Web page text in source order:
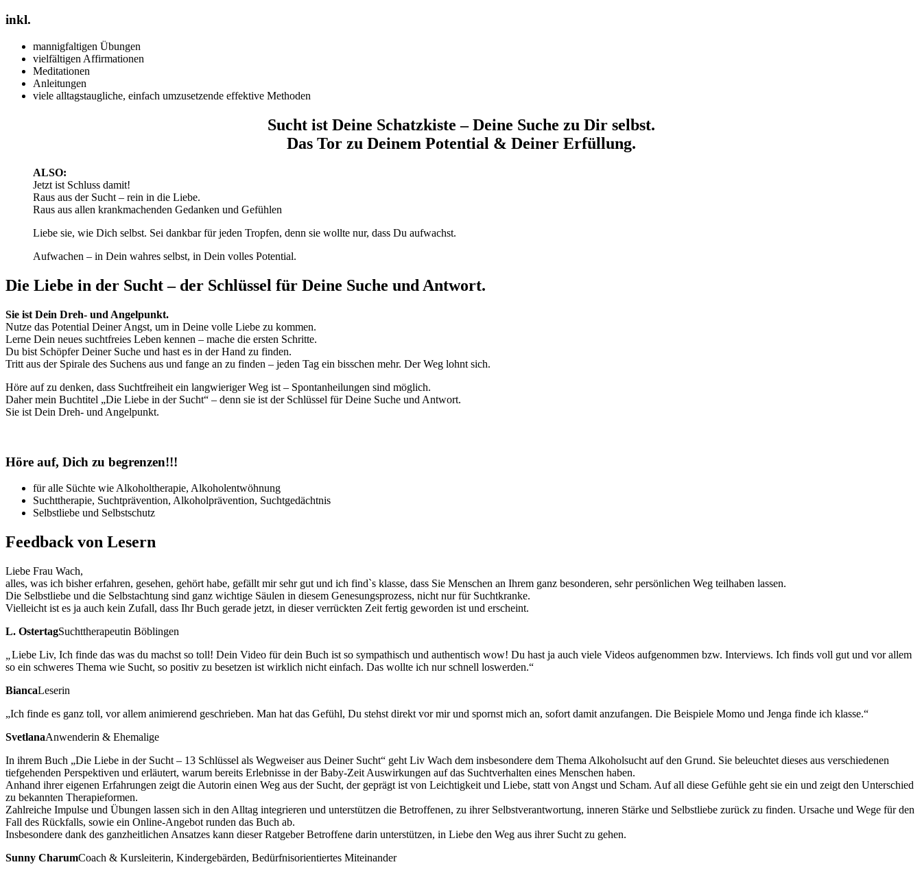
inkl.
mannigfaltigen Übungen
vielfältigen Affirmationen
Meditationen
Anleitungen
viele alltagstaugliche, einfach umzusetzende effektive Methoden
Sucht ist Deine Schatzkiste – Deine Suche zu Dir selbst.
Das Tor zu Deinem Potential & Deiner Erfüllung.
ALSO:
Jetzt ist Schluss damit!
Raus aus der Sucht – rein in die Liebe.
Raus aus allen krankmachenden Gedanken und Gefühlen
Liebe sie, wie Dich selbst. Sei dankbar für jeden Tropfen, denn sie wollte nur, dass Du aufwachst.
Aufwachen – in Dein wahres selbst, in Dein volles Potential.
Die Liebe in der Sucht – der Schlüssel für Deine Suche und Antwort.
Sie ist Dein Dreh- und Angelpunkt.
Nutze das Potential Deiner Angst, um in Deine volle Liebe zu kommen.
Lerne Dein neues suchtfreies Leben kennen – mache die ersten Schritte.
Du bist Schöpfer Deiner Suche und hast es in der Hand zu finden.
Tritt aus der Spirale des Suchens aus und fange an zu finden – jeden Tag ein bisschen mehr. Der Weg lohnt sich.
Höre auf zu denken, dass Suchtfreiheit ein langwieriger Weg ist – Spontanheilungen sind möglich.
Daher mein Buchtitel „Die Liebe in der Sucht“ – denn sie ist der Schlüssel für Deine Suche und Antwort.
Sie ist Dein Dreh- und Angelpunkt.
Höre auf, Dich zu begrenzen!!!
für alle Süchte wie Alkoholtherapie, Alkoholentwöhnung
Suchttherapie, Suchtprävention, Alkoholprävention, Suchtgedächtnis
Selbstliebe und Selbstschutz
Feedback von Lesern
Liebe Frau Wach,
alles, was ich bisher erfahren, gesehen, gehört habe, gefällt mir sehr gut und ich find`s klasse, dass Sie Menschen an Ihrem ganz besonderen, sehr persönlichen Weg teilhaben lassen.
Die Selbstliebe und die Selbstachtung sind ganz wichtige Säulen in diesem Genesungsprozess, nicht nur für Suchtkranke.
Vielleicht ist es ja auch kein Zufall, dass Ihr Buch gerade jetzt, in dieser verrückten Zeit fertig geworden ist und erscheint.
L. OstertagSuchttherapeutin Böblingen
Liebe Liv, Ich finde das was du machst so toll! Dein Video für dein Buch ist so sympathisch und authentisch wow! Du hast ja auch viele Videos aufgenommen bzw. Interviews. Ich finds voll gut und vor allem
so ein schweres Thema wie Sucht, so positiv zu besetzen ist wirklich nicht einfach. Das wollte ich nur schnell loswerden.“
BiancaLeserin
„Ich finde es ganz toll, vor allem animierend geschrieben. Man hat das Gefühl, Du stehst direkt vor mir und spornst mich an, sofort damit anzufangen. Die Beispiele Momo und Jenga finde ich klasse.“
SvetlanaAnwenderin & Ehemalige
In ihrem Buch „Die Liebe in der Sucht – 13 Schlüssel als Wegweiser aus Deiner Sucht“ geht Liv Wach dem insbesondere dem Thema Alkoholsucht auf den Grund. Sie beleuchtet dieses aus verschiedenen
tiefgehenden Perspektiven und erläutert, warum bereits Erlebnisse in der Baby-Zeit Auswirkungen auf das Suchtverhalten eines Menschen haben.
Anhand ihrer eigenen Erfahrungen zeigt die Autorin einen Weg aus der Sucht, der geprägt ist von Leichtigkeit und Liebe, statt von Angst und Scham. Auf all diese Gefühle geht sie ein und zeigt den Unterschied
zu bekannten Therapieformen.
Zahlreiche Impulse und Übungen lassen sich in den Alltag integrieren und unterstützen die Betroffenen, zu ihrer Selbstverantwortung, inneren Stärke und Selbstliebe zurück zu finden. Ursache und Wege für den
Fall des Rückfalls, sowie ein Online-Angebot runden das Buch ab.
Insbesondere dank des ganzheitlichen Ansatzes kann dieser Ratgeber Betroffene darin unterstützen, in Liebe den Weg aus ihrer Sucht zu gehen.
Sunny CharumCoach & Kursleiterin, Kindergebärden, Bedürfnisorientiertes Miteinander